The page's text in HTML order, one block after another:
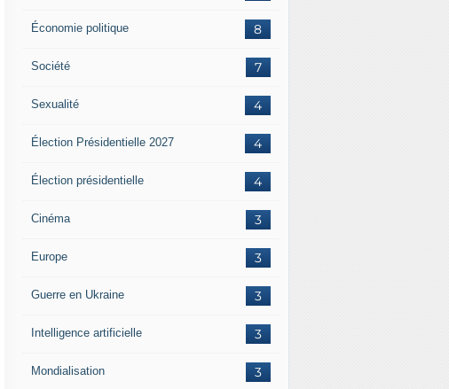
8
Économie politique
7
Société
4
Sexualité
4
Élection Présidentielle 2027
4
Élection présidentielle
3
Cinéma
3
Europe
3
Guerre en Ukraine
3
Intelligence artificielle
3
Mondialisation